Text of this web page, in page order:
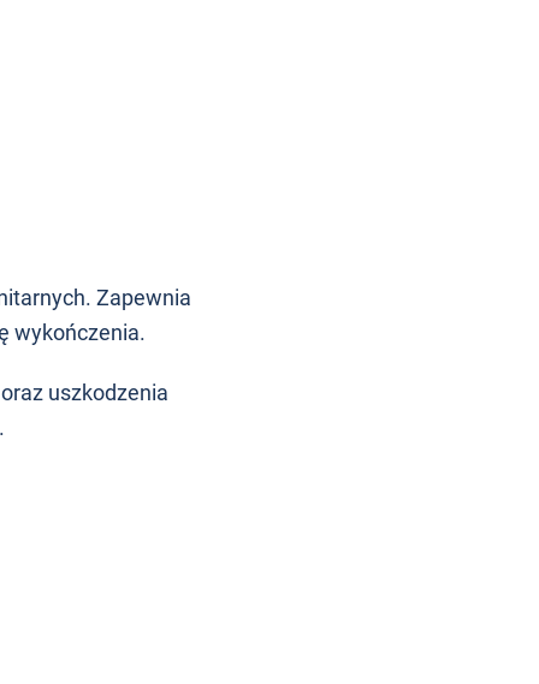
Zapewnia
wykończenia.
uszkodzenia